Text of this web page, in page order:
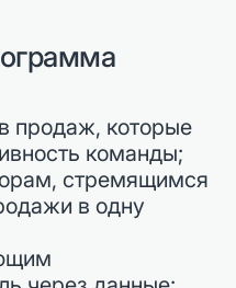
продаж, которые
команды;
стремящимся
в одну